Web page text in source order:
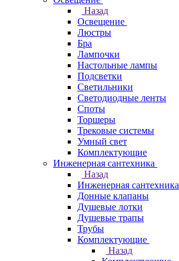
Назад
Освещение
Люстры
Бра
Лампочки
Настольные лампы
Подсветки
Светильники
Светодиодные ленты
Споты
Торшеры
Трековые системы
Умный свет
Комплектующие
Инженерная сантехника
Назад
Инженерная сантехника
Донные клапаны
Душевые лотки
Душевые трапы
Трубы
Комплектующие
Назад